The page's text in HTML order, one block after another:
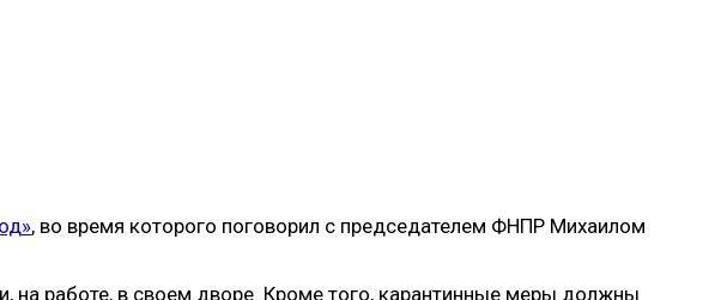
, во время которого поговорил с председателем ФНПР Михаилом
на работе, в своем дворе. Кроме того, карантинные меры должны